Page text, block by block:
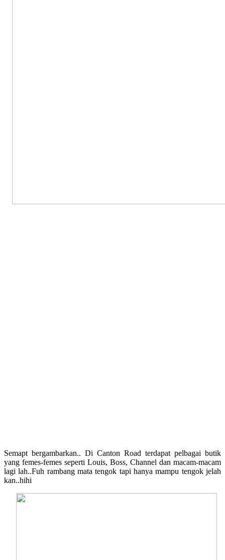
Semapt bergambarkan.. Di Canton Road terdapat pelbagai butik
yang femes-femes seperti Louis, Boss, Channel dan macam-macam
lagi lah..Fuh rambang mata tengok tapi hanya mampu tengok jelah
kan..hihi